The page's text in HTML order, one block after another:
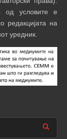
од условите е
редакцијата на
уредник.